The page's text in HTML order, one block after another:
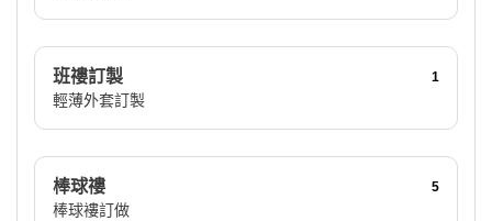
班䄛訂製 1
輕薄外套訂製
棒球䄛 5
棒球褸訂做